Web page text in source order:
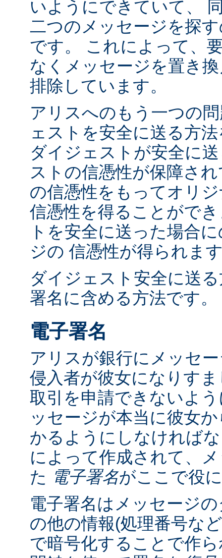
いようにできていて、
二つのメッセージを探
です。 これによって、
なくメッセージを置き
排除しています。
アリスへのもう一つの
ェストを安全に送る方
ダイジェストが安全に
ストの信憑性が保障さ
の信憑性をもってオリ
信憑性を得ることがで
トを安全に送った場合
ジの 信憑性が得られま
ダイジェスト安全に送
署名に含める方法です。
電子署名
アリスが銀行にメッセ
侵入者が彼女になりす
取引を申請できないよ
ッセージが本当に彼女
かるようにしなければ
によって作成されて、
た 電子署名がここで役
電子署名はメッセージ
の他の情報(処理番号な
で暗号化することで作